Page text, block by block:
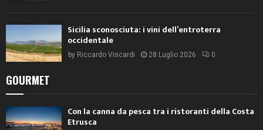
Sicilia sconosciuta: i vini dell’entroterra
occidentale
by Riccardo Viscardi 28 Luglio 2026 0
GOURMET
Con la canna da pesca tra i ristoranti della Costa
Etrusca